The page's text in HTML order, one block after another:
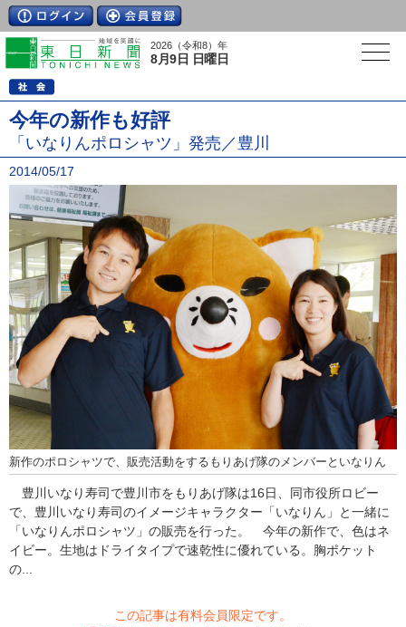
2026（令和8）年
8月9日 日曜日
今年の新作も好評
「いなりんポロシャツ」発売／豊川
2014/05/17
新作のポロシャツで、販売活動をするもりあげ隊のメンバーといなりん
豊川いなり寿司で豊川市をもりあげ隊は16日、同市役所ロビー
で、豊川いなり寿司のイメージキャラクター「いなりん」と一緒に
「いなりんポロシャツ」の販売を行った。 今年の新作で、色はネ
イビー。生地はドライタイプで速乾性に優れている。胸ポケット
の...
この記事は有料会員限定です。